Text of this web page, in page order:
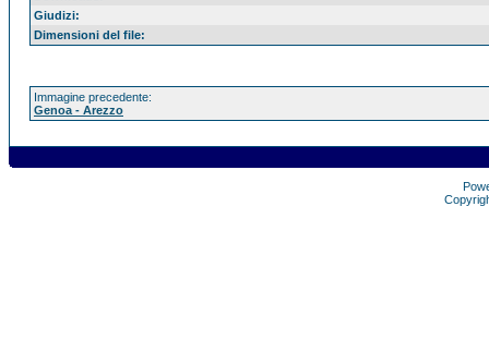
Giudizi:
Dimensioni del file:
Immagine precedente:
Genoa - Arezzo